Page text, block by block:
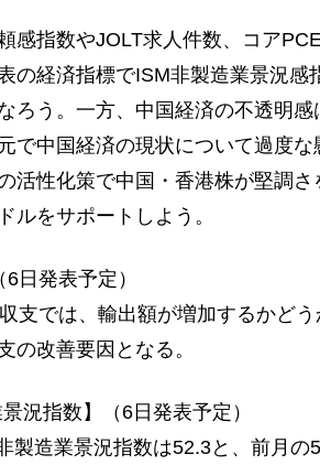
感指数やJOLT求人件数、コア
の経済指標でISM非製造業景況感
ろう。一方、中国経済の不透明
で中国経済の現状について過度な
活性化策で中国・香港株が堅調
ルをサポートしよう。
日発表予定）
支では、輸出額が増加するかど
の改善要因となる。
況指数】（6日発表予定）
造業景況指数は52.3と、前月の